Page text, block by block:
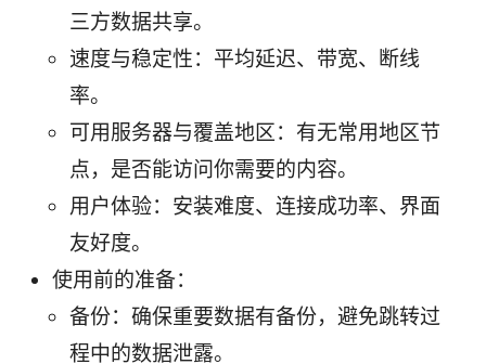
三方数据共享。
速度与稳定性：平均延迟、带宽、断线
率。
可用服务器与覆盖地区：有无常用地区节
点，是否能访问你需要的内容。
用户体验：安装难度、连接成功率、界面
友好度。
使用前的准备：
备份：确保重要数据有备份，避免跳转过
程中的数据泄露。